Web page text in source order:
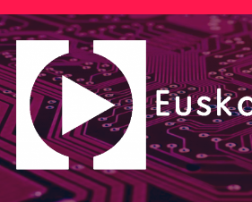
Saltar
al
contenido